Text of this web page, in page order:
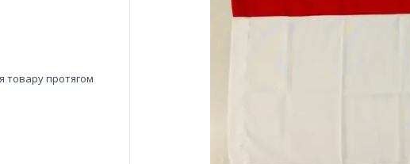
товару протягом